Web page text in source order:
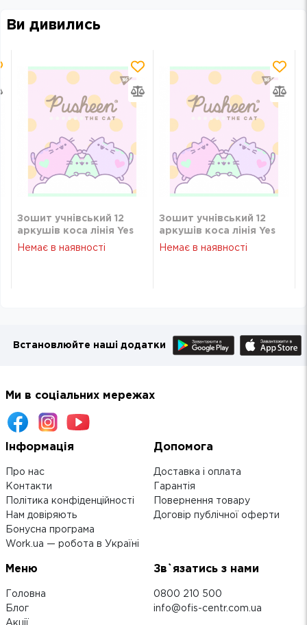
Ви дивились
Зошит учнівський 12
аркушів коса лінія Yes
Преміум Pusheen 766801
Немає в наявності
Зошит учнівський 12
аркушів коса лінія Yes
Преміум Pusheen 766801
Немає в наявності
Встановлюйте наші додатки
Ми в соціальних мережах
Інформація
Про нас
Контакти
Політика конфіденційності
Нам довіряють
Бонусна програма
Work.ua — робота в Україні
Допомога
Доставка і оплата
Гарантія
Повернення товару
Договір публічної оферти
Меню
Головна
Блог
Акції
Зв`язатись з нами
0800 210 500
info@ofis-centr.com.ua